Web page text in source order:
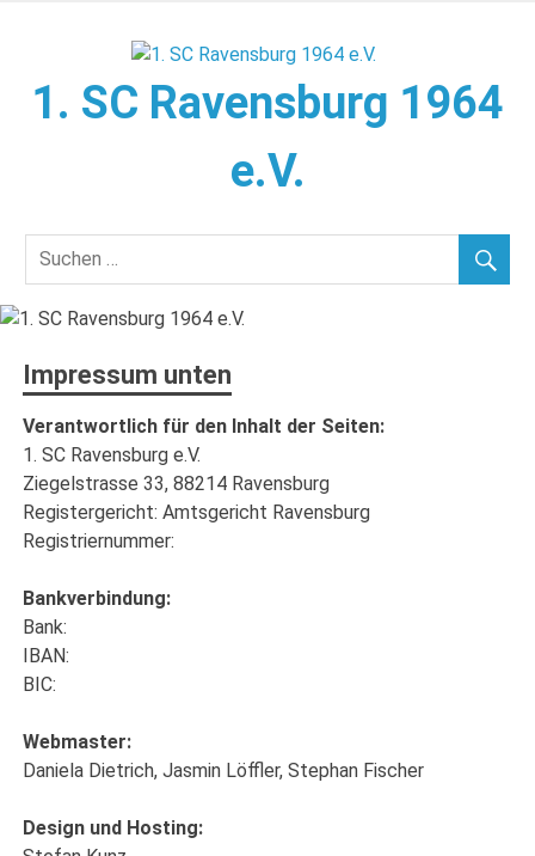
1. SC Ravensburg 1964
e.V.
Impressum unten
Verantwortlich für den Inhalt der Seiten:
1. SC Ravensburg e.V.
Ziegelstrasse 33, 88214 Ravensburg
Registergericht: Amtsgericht Ravensburg
Registriernummer:
Bankverbindung:
Bank:
IBAN:
BIC:
Webmaster:
Daniela Dietrich, Jasmin Löffler, Stephan Fischer
Design und Hosting: